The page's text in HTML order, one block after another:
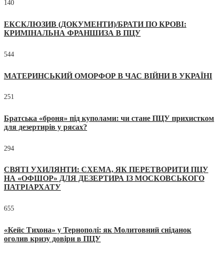
140
ЕКСКЛЮЗИВ (ДОКУМЕНТИ)/БРАТИ ПО КРОВІ:
КРИМІНАЛЬНА ФРАНШИЗА В ПЦУ
544
МАТЕРИНСЬКИЙ ОМОРФОР В ЧАС ВІЙНИ В УКРАЇНІ
251
Братська «броня» під куполами: чи стане ПЦУ прихистком
для дезертирів у рясах?
294
СВЯТІ УХИЛЯНТИ: СХЕМА, ЯК ПЕРЕТВОРИТИ ПЦУ
НА «ОФШОР» ДЛЯ ДЕЗЕРТИРА ІЗ МОСКОВСЬКОГО
ПАТРІАРХАТУ
655
«Кейс Тихона» у Тернополі: як Молитовний сніданок
оголив кризу довіри в ПЦУ